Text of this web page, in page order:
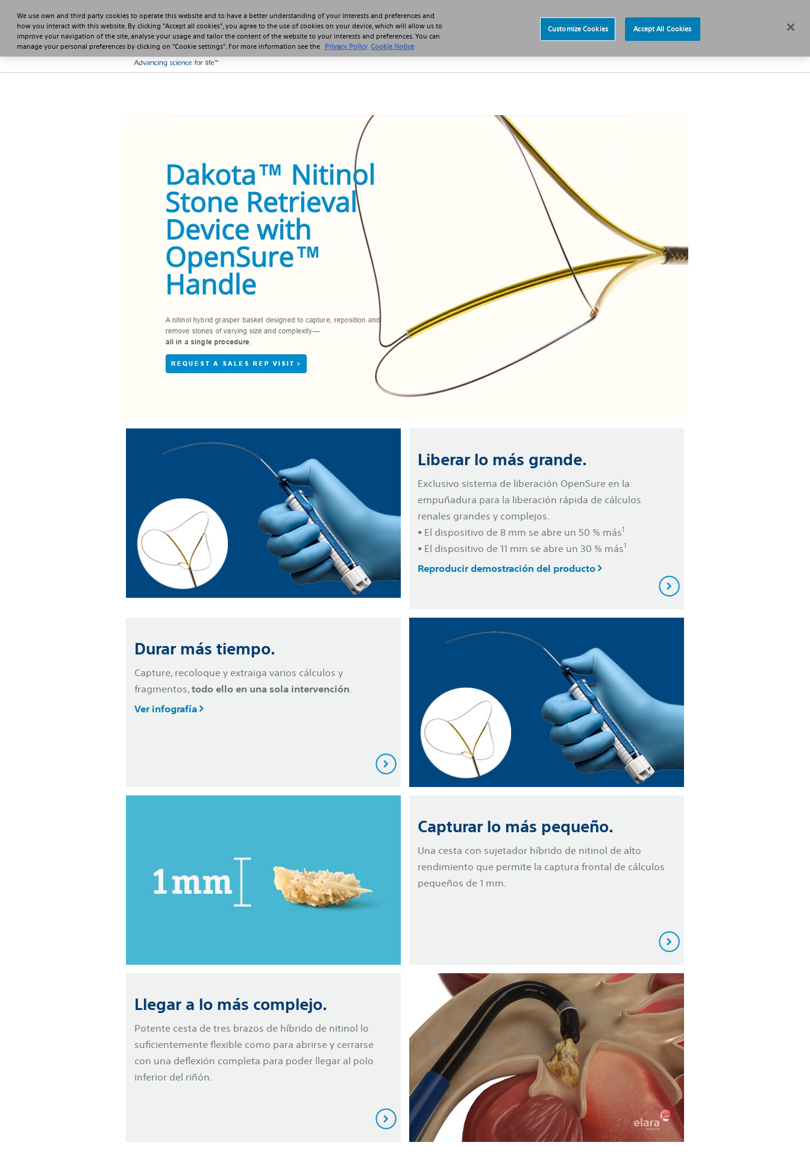
Profesionales Pacientes
Liberar lo más grande.
Exclusivo sistema de liberación OpenSure en la
empuñadura para la liberación rápida de cálculos
renales grandes y complejos.
• El dispositivo de 8 mm se abre un 50 % más1
• El dispositivo de 11 mm se abre un 30 % más1
Reproducir demostración del producto
Durar más tiempo.
Capture, recoloque y extraiga varios cálculos y
fragmentos, todo ello en una sola intervención.
Ver infografía
Capturar lo más pequeño.
Una cesta con sujetador híbrido de nitinol de alto
rendimiento que permite la captura frontal de cálculos
pequeños de 1 mm.
Llegar a lo más complejo.
Potente cesta de tres brazos de híbrido de nitinol lo
suficientemente flexible como para abrirse y cerrarse
con una deflexión completa para poder llegar al polo
inferior del riñón.
We use own and third party cookies to operate this website and to have a better understanding of your interests and preferences and
how you interact with this website. By clicking "Accept all cookies", you agree to the use of cookies on your device, which will allow us to
improve your navigation of the site, analyse your usage and tailor the content of the website to your interests and preferences. You can
manage your personal preferences by clicking on "Cookie settings". For more information see the Privacy Policy Cookie Notice
Customize Cookies Accept All Cookies